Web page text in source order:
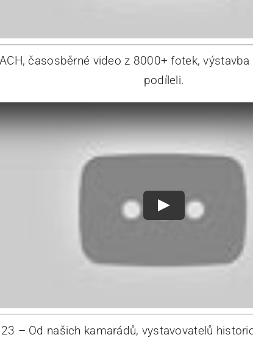
časosběrné video z 8000+ fotek,
podíleli.
– Od našich kamarádů, vystavovatelů